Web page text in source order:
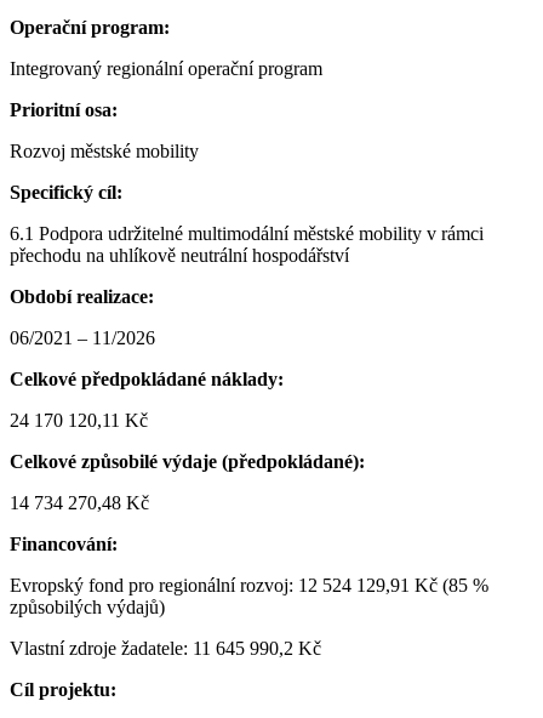
Operační program:
Integrovaný regionální operační program
Prioritní osa:
Rozvoj městské mobility
Specifický cíl:
6.1 Podpora udržitelné multimodální městské mobility v rámci
přechodu na uhlíkově neutrální hospodářství
Období realizace:
06/2021 – 11/2026
Celkové předpokládané náklady:
24 170 120,11 Kč
Celkové způsobilé výdaje (předpokládané):
14 734 270,48 Kč
Financování:
Evropský fond pro regionální rozvoj: 12 524 129,91 Kč (85 %
způsobilých výdajů)
Vlastní zdroje žadatele: 11 645 990,2 Kč
Cíl projektu: